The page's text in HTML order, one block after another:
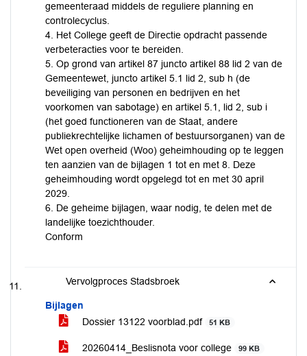
gemeenteraad middels de reguliere planning en
controlecyclus.
4. Het College geeft de Directie opdracht passende
verbeteracties voor te bereiden.
5. Op grond van artikel 87 juncto artikel 88 lid 2 van de
Gemeentewet, juncto artikel 5.1 lid 2, sub h (de
beveiliging van personen en bedrijven en het
voorkomen van sabotage) en artikel 5.1, lid 2, sub i
(het goed functioneren van de Staat, andere
publiekrechtelijke lichamen of bestuursorganen) van de
Wet open overheid (Woo) geheimhouding op te leggen
ten aanzien van de bijlagen 1 tot en met 8. Deze
geheimhouding wordt opgelegd tot en met 30 april
2029.
6. De geheime bijlagen, waar nodig, te delen met de
landelijke toezichthouder.
Conform
Vervolgproces Stadsbroek
Bijlagen
Dossier 13122 voorblad.pdf
51 KB
20260414_Beslisnota voor college 99 KB